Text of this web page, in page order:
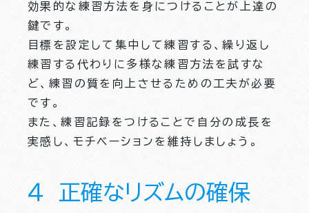
効果的な練習方法を身につけることが上達の
鍵です。
目標を設定して集中して練習する、繰り返し
練習する代わりに多様な練習方法を試すな
ど、練習の質を向上させるための工夫が必要
です。
また、練習記録をつけることで自分の成長を
実感し、モチベーションを維持しましょう。
４ 正確なリズムの確保